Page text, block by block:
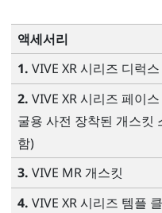
액세서리
1. VIVE XR 시리즈 디럭
2. VIVE XR 시리즈 페이
굴용 사전 장착된 개스킷
함)
3. VIVE MR 개스킷
4. VIVE XR 시리즈 템플